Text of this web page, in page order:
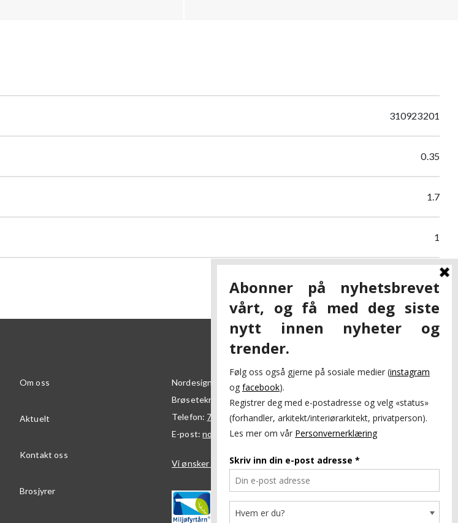
310923201
0.35
1.7
1
Om oss
Aktuelt
Kontakt oss
Brosjyrer
Nordesign AS
Brøsetekra 7
7069Trondheim
Telefon: 73 84 95 50
E-post:nordesign@nordesign.no
Vi ønsker å bli forhandler